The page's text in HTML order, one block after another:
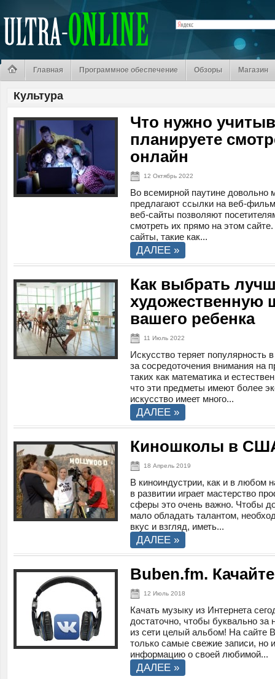
Главная Программное обеспечение Обзоры Магазин
Культура
Что нужно
планируете
онлайн
12 Октябрь 2022
Во всемирной паутине довольно
предлагают ссылки на веб-
веб-сайты позволяют
смотреть их прямо на этом
сайты, такие как...
ДАЛЕЕ »
Как выбрать
художественную
вашего ребенка
11 Июль 2022
Искусство теряет популярность
за сосредоточения внимания на
таких как математика и
что эти предметы имеют более
искусство имеет много...
ДАЛЕЕ »
Киношколы в
18 Апрель 2019
В киноиндустрии, как и в любом
в развитии играет мастерство
сферы это очень важно. Чтобы
мало обладать талантом,
вкус и взгляд, иметь...
ДАЛЕЕ »
Buben.fm.
12 Июль 2018
Качать музыку из Интернета
достаточно, чтобы буквально за
из сети целый альбом! На сайте
только самые свежие записи, но
информацию о своей любимой...
ДАЛЕЕ »